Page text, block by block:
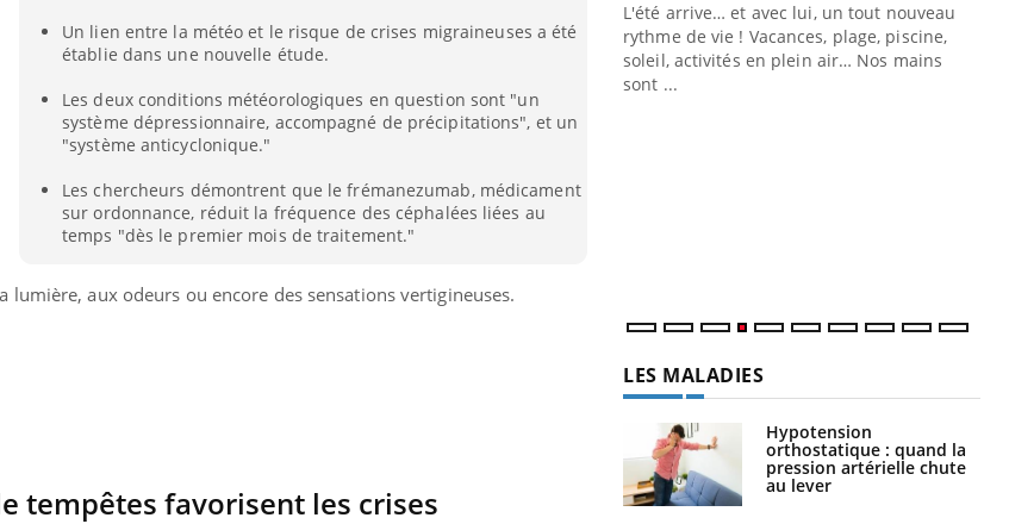
Un lien entre la météo et le risque de crises migraineuses a été
établie dans une nouvelle étude.
Les deux conditions météorologiques en question sont "un
système dépressionnaire, accompagné de précipitations", et un
"système anticyclonique."
Les chercheurs démontrent que le frémanezumab, médicament
sur ordonnance, réduit la fréquence des céphalées liées au
temps "dès le premier mois de traitement."
aux odeurs ou encore des sensations vertigineuses.
tempêtes favorisent les crises
dans le diabète de type 2
d'idées reçues chez les
parfois chez les soignants.
L'été arrive… et avec lui, un tout nouveau
rythme de vie ! Vacances, plage, piscine,
soleil, activités en plein air… Nos mains
sont ...
LES MALADIES
Hypotension
orthostatique : quand la
pression artérielle chute
au lever